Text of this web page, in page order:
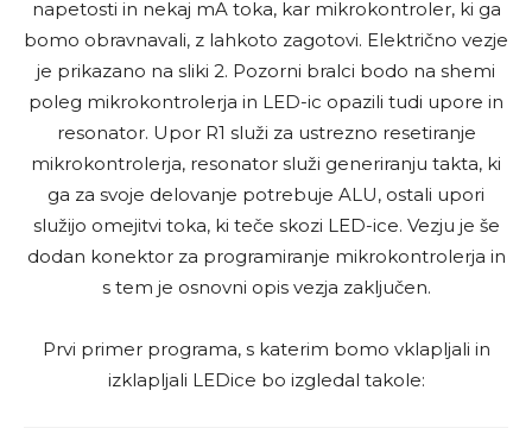
napetosti in nekaj mA toka, kar mikrokontroler, ki ga
bomo obravnavali, z lahkoto zagotovi. Električno vezje
je prikazano na sliki 2. Pozorni bralci bodo na shemi
poleg mikrokontrolerja in LED-ic opazili tudi upore in
resonator. Upor R1 služi za ustrezno resetiranje
mikrokontrolerja, resonator služi generiranju takta, ki
ga za svoje delovanje potrebuje ALU, ostali upori
služijo omejitvi toka, ki teče skozi LED-ice. Vezju je še
dodan konektor za programiranje mikrokontrolerja in
s tem je osnovni opis vezja zaključen.
Prvi primer programa, s katerim bomo vklapljali in
izklapljali LEDice bo izgledal takole: